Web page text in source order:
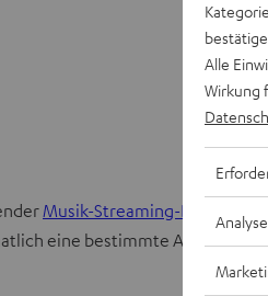
Musik-Streaming-Dienst
eine bestimmte Anzahl an
Alle
Wirkung
Analyse